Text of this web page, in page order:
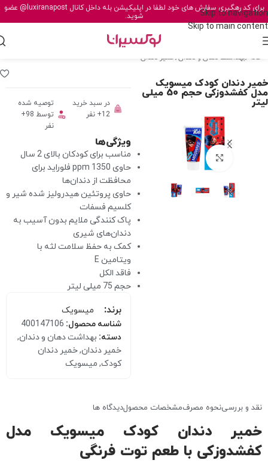
Skip to navigation
Skip to main content
برای کد رهگیری سفارش های خود لطفا در اپلیکیشن بله داخل کانال@luxiranapost عضو
شوید.
خانه /بهداشت دهان و دندان / خمیر دندان
خمیر دندان کودک میسویک
مدل کفشدوزکی حجم 50 میلی
لیتر
برای بزرگنمایی کلیک کنید
در سبد خرید
12+ نفر
توصیه شده
توسط 98+
نفر
ویژگی‌ها
مناسب برای کودکان بالای 2 سال
حاوی 1350 ppm فلوراید برای
محافظت از دندان‌ها
حاوی پروتئین هیدرولیز شده شیر و
کلسیم فسفات
پاک‌ کنندگی ملایم بدون آسیب به
دندان‌های شیری
کمک به حفظ سلامت لثه با
ویتامین E
فاقد الکل
حجم 75 میلی لیتر
برند:
میسویک
شناسه محصول: 400147106
دسته: بهداشت دهان و دندان,
خمیر دندان,خمیر دندان
کودک, میسویک
نقد و بررسینحوه مصرفمشخصات محصولدیدگاه ها
خمیر دندان کودک میسویک مدل
کفشدوزکی با طعم توت‌ فرنگی